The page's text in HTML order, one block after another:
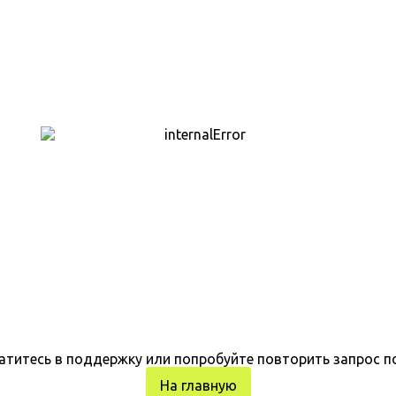
в поддержку или попробуйте повторить запрос
На главную